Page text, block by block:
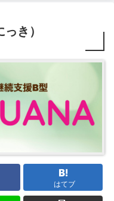
き）
はてブ